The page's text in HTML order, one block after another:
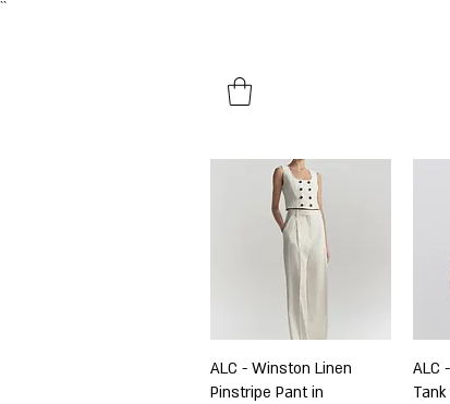
``​
ALC
תצוגה מהירה
ALC - Winston Linen
Pinstripe Pant in